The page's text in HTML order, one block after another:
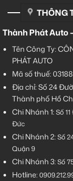
THÔNG
Thành Phát Auto
Tên Công Ty:
PHÁT AUTO
Mã số thuế:
Địa chỉ: Số 24
Thành phố Hồ
Chi Nhánh 1: Số
Đức
Chi Nhánh 2: Số
Quận 9
Chi Nhánh 3: Số
Hotline: